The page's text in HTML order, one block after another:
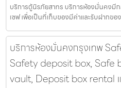
บริการตู้นิรภัยสาทร บริการห้องมั่นคงมีก
เซฟ เพื่อเป็นที่เก็บของมีค่าและรับฝากขอ
บริการห้องมั่นคงกรุงเทพ
Safety deposit box, Safe
vault, Deposit box rental